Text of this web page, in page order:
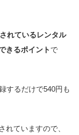
れているレンタル
きるポイント で
するだけで540円も
れていますので、